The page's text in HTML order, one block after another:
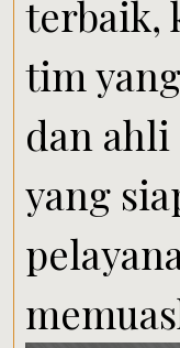
terbaik,
tim
dan
yang